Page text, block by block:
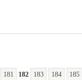
181 182 183 184 185